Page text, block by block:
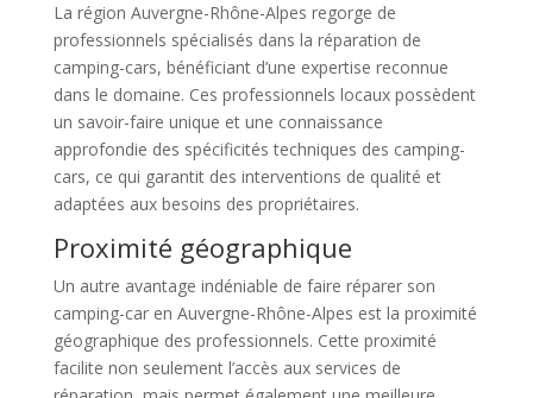
La région Auvergne-Rhône-Alpes regorge de
professionnels spécialisés dans la réparation de
camping-cars, bénéficiant d’une expertise reconnue
dans le domaine. Ces professionnels locaux possèdent
un savoir-faire unique et une connaissance
approfondie des spécificités techniques des camping-
cars, ce qui garantit des interventions de qualité et
adaptées aux besoins des propriétaires.
Proximité géographique
Un autre avantage indéniable de faire réparer son
camping-car en Auvergne-Rhône-Alpes est la proximité
géographique des professionnels. Cette proximité
facilite non seulement l’accès aux services de